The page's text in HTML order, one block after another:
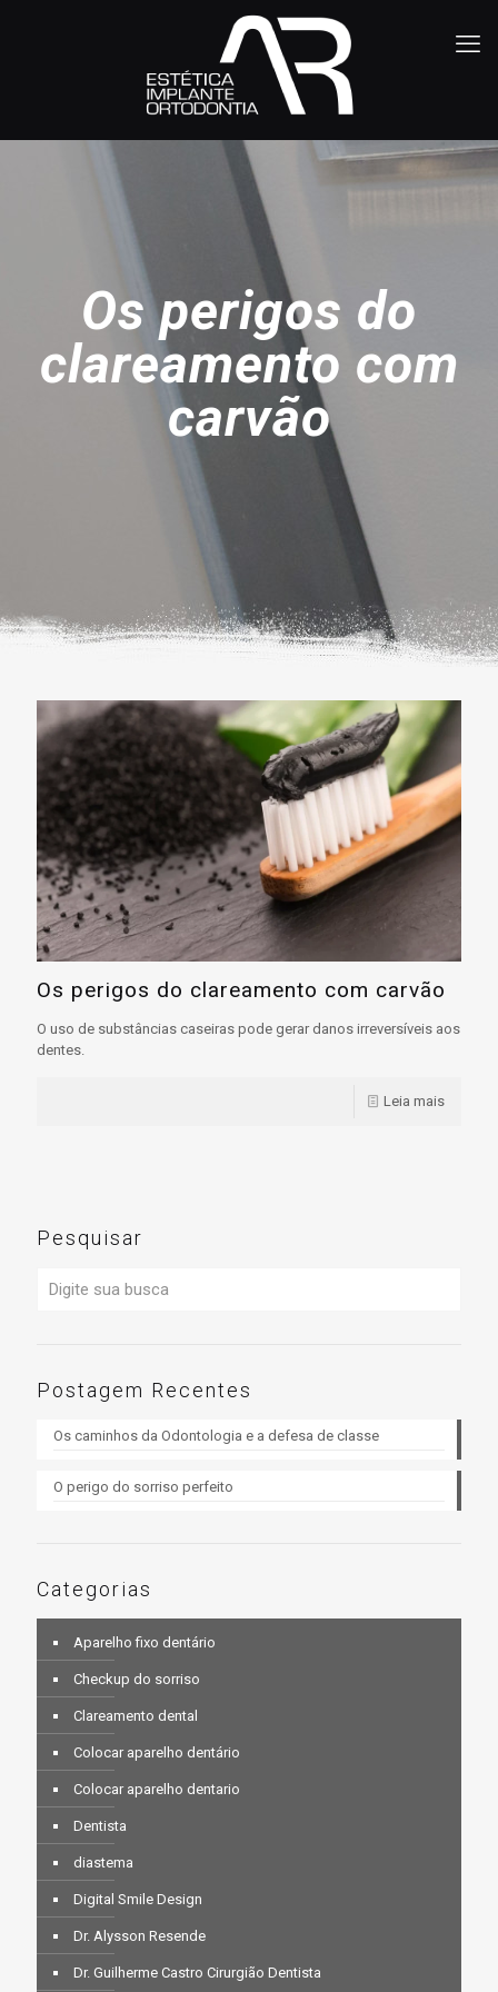
Os perigos do
clareamento com
carvão
Os perigos do clareamento com carvão
O uso de substâncias caseiras pode gerar danos irreversíveis aos
dentes.
Leia mais
Pesquisar
Postagem Recentes
Os caminhos da Odontologia e a defesa de classe
O perigo do sorriso perfeito
Categorias
Aparelho fixo dentário
Checkup do sorriso
Clareamento dental
Colocar aparelho dentário
Colocar aparelho dentario
Dentista
diastema
Digital Smile Design
Dr. Alysson Resende
Dr. Guilherme Castro Cirurgião Dentista